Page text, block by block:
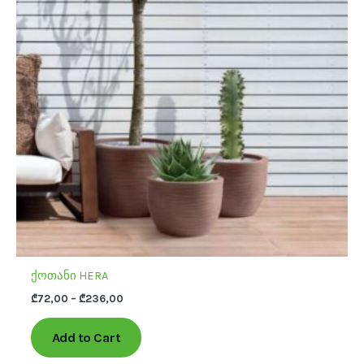
ქოთანი HERA
₾72,00 – ₾236,00
Add to Cart
variants.
The
options
may
be
chosen
on
the
product
page